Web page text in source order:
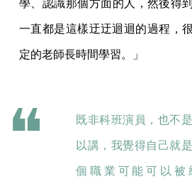
學、認識那個方面的人，然後
一直都是這樣迂迂迴迴的過程，
定的老師長時間學習。」
既非科班演員，也不
以講，我覺得自己就
個職業可能可以被